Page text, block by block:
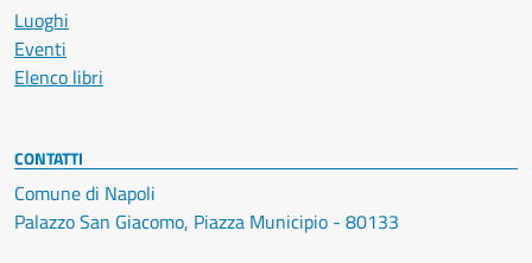
Luoghi
Eventi
Elenco libri
CONTATTI
Comune di Napoli
Palazzo San Giacomo, Piazza Municipio - 80133